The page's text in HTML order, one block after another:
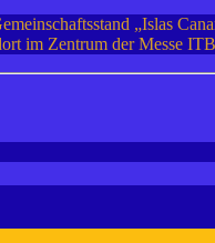
„Islas
im Zentrum der Messe